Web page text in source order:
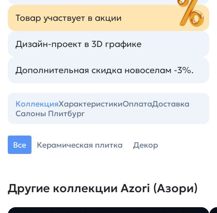
Товар участвует в акции
Дизайн-проект в 3D графике
Дополнительная скидка новоселам -3%.
КоллекцияХарактеристикиОплатаДоставка
Салоны Плитбург
Все Керамическая плитка Декор
Другие коллекции Azori (Азори)